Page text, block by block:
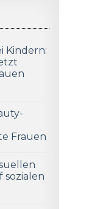
Kindern:
Frauen
sozialen